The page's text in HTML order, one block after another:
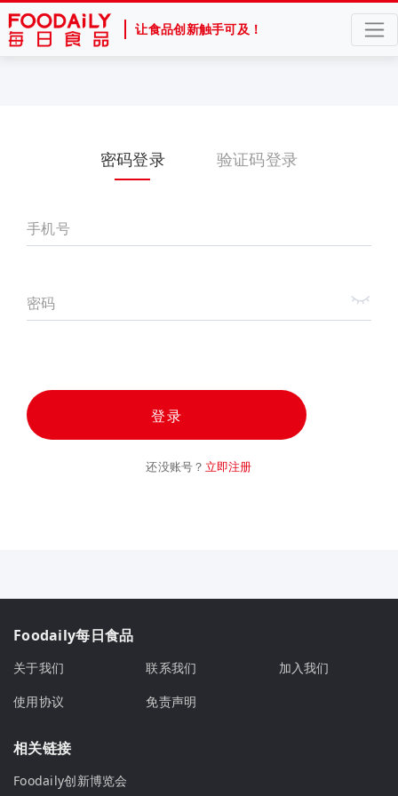
让食品创新触手可及！
密码登录 验证码登录
手机号
密码
登录
还没账号？ 立即注册
Foodaily每日食品
关于我们 联系我们
加入我们
使用协议
免责声明
相关链接
Foodaily创新博览会